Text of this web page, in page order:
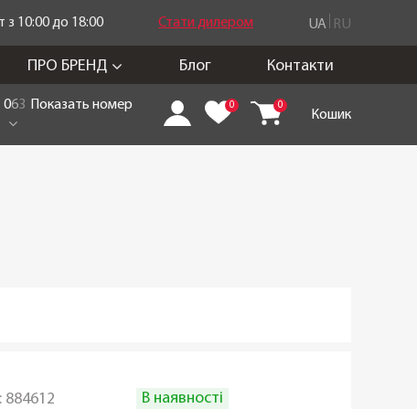
10:00 до 18:00 Стати дилером UA RU
ПРО БРЕНД Блог Контакти
063 Показать номер 0 0
Кошик
884612 В наявності